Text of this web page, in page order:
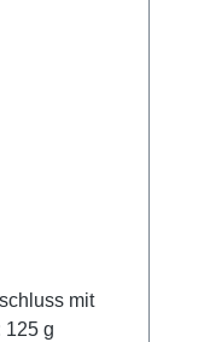
mit
125 g